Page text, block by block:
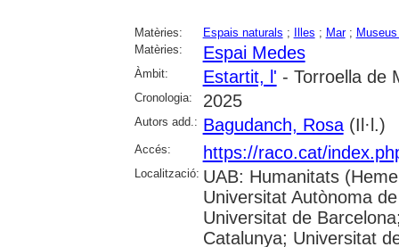
Matèries: Espais naturals ; Illes ; Mar;
Matèries:
Espai Medes
Àmbit: Estartit, l' - Torroella de
Cronologia: 2025
Autors add.: Bagudanch, Rosa(Il·l.)
Accés: https://raco.cat/
Localització: UAB: Humanitats
Universitat Autònoma
Universitat de
Catalunya; Universitat